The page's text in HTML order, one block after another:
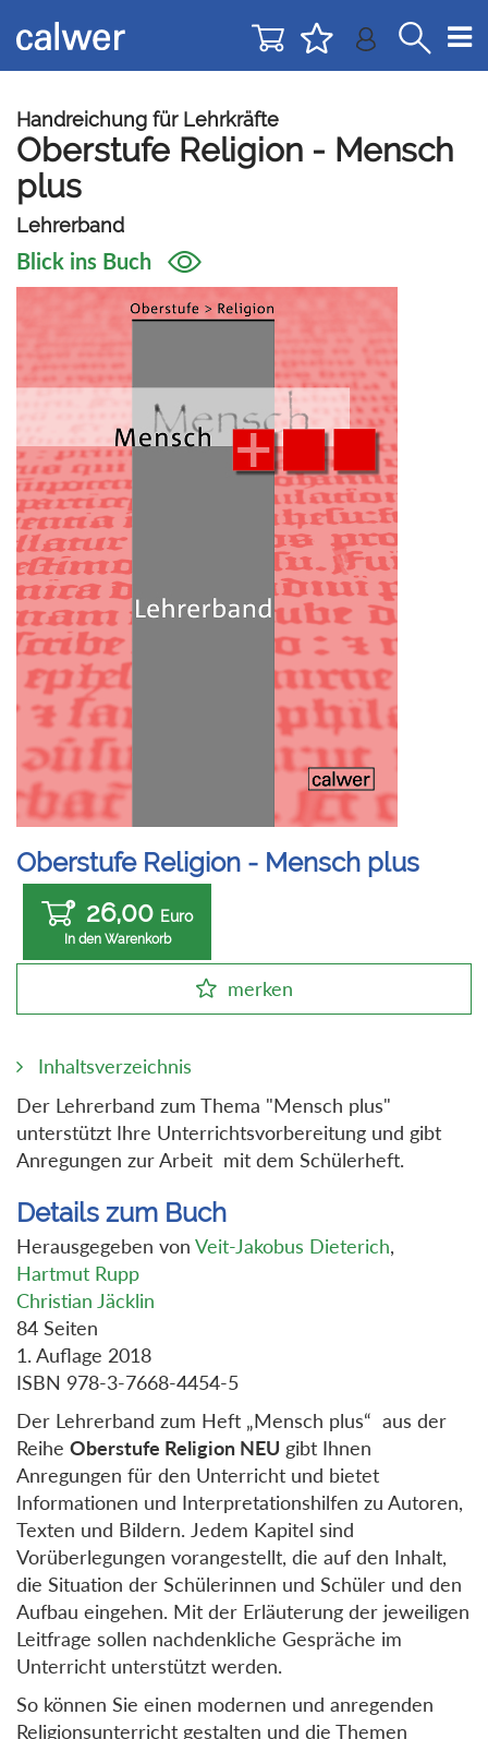
zur
Navigation
zum
Inhalt
Handreichung für Lehrkräfte
Oberstufe Religion - Mensch
plus
Lehrerband
Blick ins Buch
Oberstufe Religion - Mensch plus
26,00 Euro
In den Warenkorb
merken
Inhaltsverzeichnis
Der Lehrerband zum Thema "Mensch plus"
unterstützt Ihre Unterrichtsvorbereitung und gibt
Anregungen zur Arbeit mit dem Schülerheft.
Details zum Buch
Herausgegeben von Veit-Jakobus Dieterich,
Hartmut Rupp
Christian Jäcklin
84 Seiten
1. Auflage 2018
ISBN 978-3-7668-4454-5
Der Lehrerband zum Heft „Mensch plus“ aus der
Reihe Oberstufe Religion NEU gibt Ihnen
Anregungen für den Unterricht und bietet
Informationen und Interpretationshilfen zu Autoren,
Texten und Bildern. Jedem Kapitel sind
Vorüberlegungen vorangestellt, die auf den Inhalt,
die Situation der Schülerinnen und Schüler und den
Aufbau eingehen. Mit der Erläuterung der jeweiligen
Leitfrage sollen nachdenkliche Gespräche im
Unterricht unterstützt werden.
So können Sie einen modernen und anregenden
Religionsunterricht gestalten und die Themen